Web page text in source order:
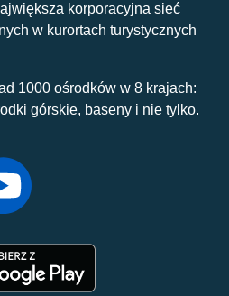
korporacyjna sieć
w kurortach turystycznych
1000 ośrodków w 8 krajach:
górskie, baseny i nie tylko.